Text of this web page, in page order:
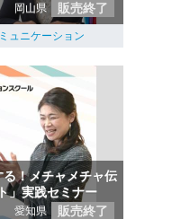
岡山県 販売終了
ュニケーション
！メチャメチャ伝
」実践セミナー
愛知県 販売終了